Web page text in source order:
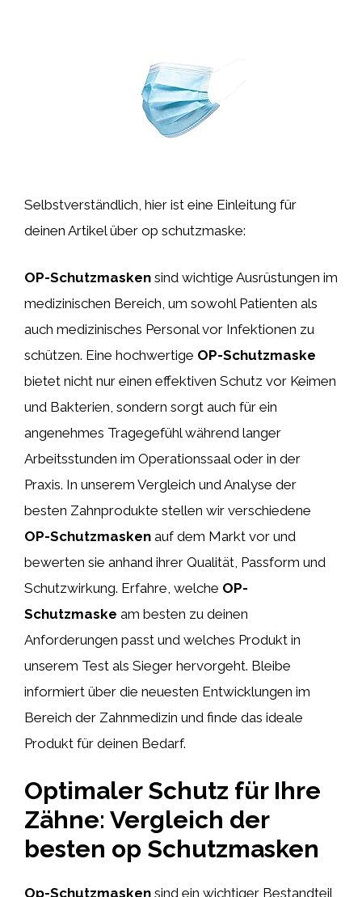
Selbstverständlich, hier ist eine Einleitung für
deinen Artikel über op schutzmaske:
OP-Schutzmasken sind wichtige Ausrüstungen im
medizinischen Bereich, um sowohl Patienten als
auch medizinisches Personal vor Infektionen zu
schützen. Eine hochwertige OP-Schutzmaske
bietet nicht nur einen effektiven Schutz vor Keimen
und Bakterien, sondern sorgt auch für ein
angenehmes Tragegefühl während langer
Arbeitsstunden im Operationssaal oder in der
Praxis. In unserem Vergleich und Analyse der
besten Zahnprodukte stellen wir verschiedene
OP-Schutzmasken auf dem Markt vor und
bewerten sie anhand ihrer Qualität, Passform und
Schutzwirkung. Erfahre, welche OP-
Schutzmaske am besten zu deinen
Anforderungen passt und welches Produkt in
unserem Test als Sieger hervorgeht. Bleibe
informiert über die neuesten Entwicklungen im
Bereich der Zahnmedizin und finde das ideale
Produkt für deinen Bedarf.
Optimaler Schutz für Ihre
Zähne: Vergleich der
besten op Schutzmasken
Op-Schutzmasken sind ein wichtiger Bestandteil,